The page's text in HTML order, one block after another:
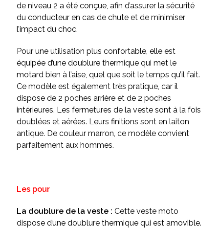
de niveau 2 a été conçue, afin d’assurer la sécurité
du conducteur en cas de chute et de minimiser
l’impact du choc.
Pour une utilisation plus confortable, elle est
équipée d’une doublure thermique qui met le
motard bien à l’aise, quel que soit le temps qu’il fait.
Ce modèle est également très pratique, car il
dispose de 2 poches arrière et de 2 poches
intérieures. Les fermetures de la veste sont à la fois
doublées et aérées. Leurs finitions sont en laiton
antique. De couleur marron, ce modèle convient
parfaitement aux hommes.
Les pour
La doublure de la veste : Cette veste moto
dispose d’une doublure thermique qui est amovible.